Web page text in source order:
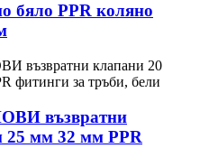
бяло PPR коляно
възвратни
25 мм 32 мм PPR